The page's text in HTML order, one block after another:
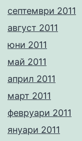
септември 2011
август 2011
юни 2011
май 2011
април 2011
март 2011
февруари 2011
януари 2011